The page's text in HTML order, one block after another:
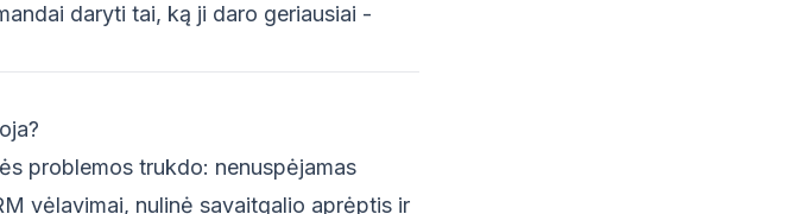
daryti tai, ką ji daro geriausiai -
problemos trukdo: nenuspėjamas
vėlavimai, nulinė savaitgalio aprėptis ir